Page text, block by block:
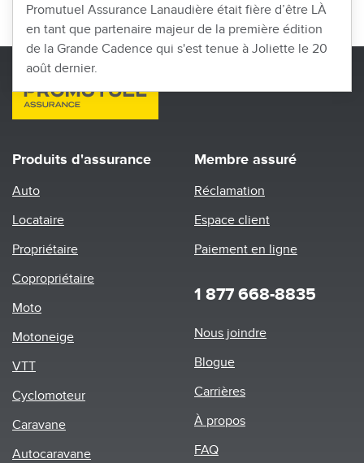
Promutuel Assurance Lanaudière était fière d’être LÀ
en tant que partenaire majeur de la première édition
de la Grande Cadence qui s'est tenue à Joliette le 20
août dernier.
Produits d'assurance
Auto
Locataire
Propriétaire
Copropriétaire
Moto
Motoneige
VTT
Cyclomoteur
Caravane
Autocaravane
Membre assuré
Réclamation
Espace client
Paiement en ligne
1 877 668-8835
Footer
Nous joindre
Blogue
Carrières
À propos
FAQ